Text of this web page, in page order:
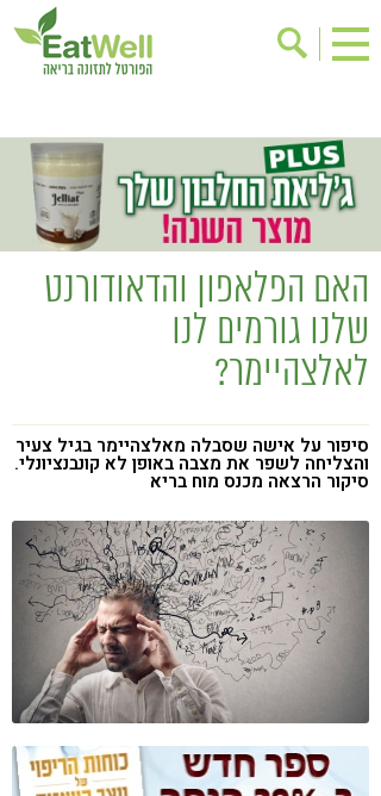
בישול בריא
אינדקס עסקים
ריפוי ומניעת מחלות
בריאות האישה
תוספי תזונה
מתכוני בריאות
אירועים
שינוי תזונתי
גישות בתזונה
דיאטה
ניקוי רעלים
ילדים
תזונה וספורט
הפרעות קשב & ריכוז
אכילה רגשית
קורונה
טבעונות
האם הפלאפון והדאודורנט
שלנו גורמים לנו
לאלצהיימר?
סיפור על אישה שסבלה מאלצהיימר בגיל צעיר
והצליחה לשפר את מצבה באופן לא קונבנציונלי.
סיקור הרצאה מכנס מוח בריא